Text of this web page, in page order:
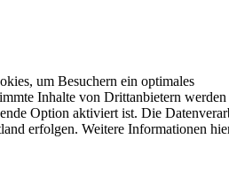
um Besuchern ein optimales
Inhalte von Drittanbietern
Option aktiviert ist. Die
erfolgen. Weitere Informationen